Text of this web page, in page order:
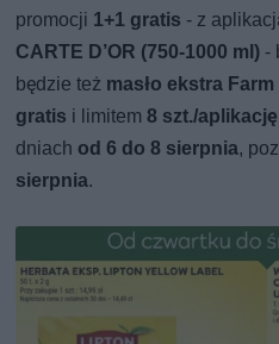
promocji 1+1 gratis - z
CARTE D’OR (750-1000 ml) -
będzie też masło ekstra
gratis i limitem8 szt./
dniach od 6 do 8 sierpnia,
sierpnia.